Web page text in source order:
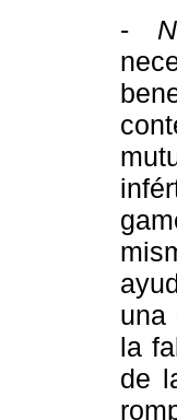
-
una
la
de